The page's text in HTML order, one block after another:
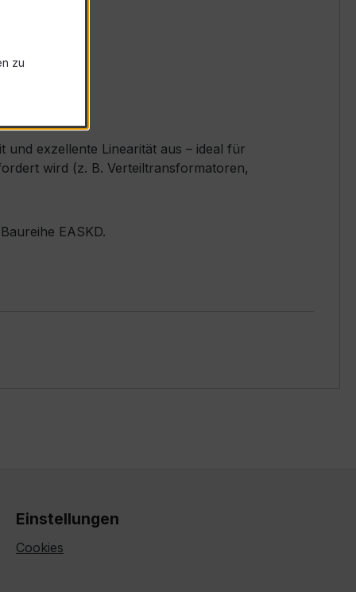
und exzellente Linearität aus – ideal für
wird (z. B. Verteiltransformatoren,
EASKD.
Einstellungen
Cookies
zu